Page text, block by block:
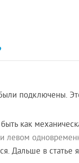
подключены.
как
левом
Дальше в статье